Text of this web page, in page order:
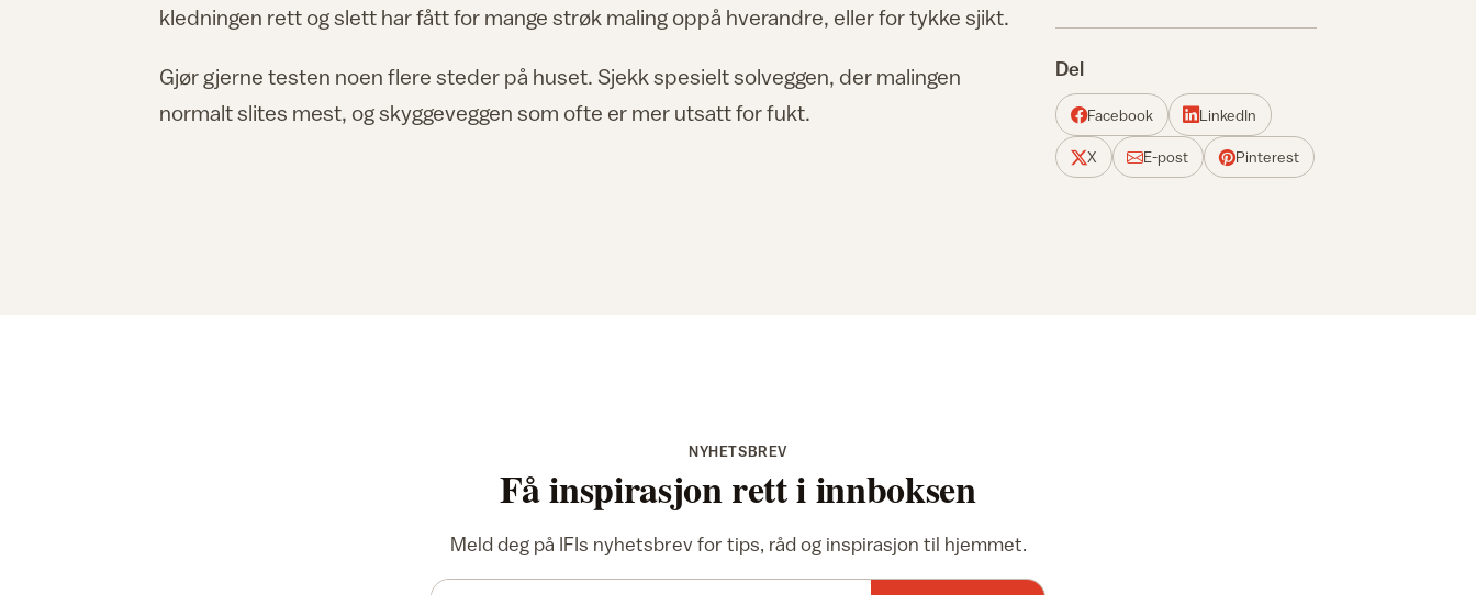
kledningen rett og slett har fått for mange strøk maling oppå hverandre, eller for tykke sjikt.
Gjør gjerne testen noen flere steder på huset. Sjekk spesielt solveggen, der malingen
normalt slites mest, og skyggeveggen som ofte er mer utsatt for fukt.
Del
Facebook LinkedIn
X E-post Pinterest
NYHETSBREV
Få inspirasjon rett i innboksen
Meld deg på IFIs nyhetsbrev for tips, råd og inspirasjon til hjemmet.